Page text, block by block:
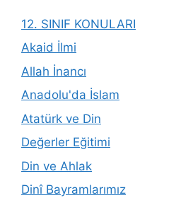
12. SINIF KONULARI
Akaid İlmi
Allah İnancı
Anadolu'da İslam
Atatürk ve Din
Değerler Eğitimi
Din ve Ahlak
Dinî Bayramlarımız